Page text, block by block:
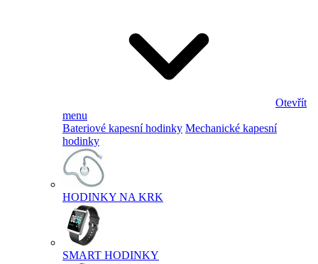
Otevřít
menu
Bateriové kapesní hodinky Mechanické kapesní
hodinky
HODINKY NA KRK
SMART HODINKY